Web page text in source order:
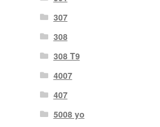
307
308
308 T9
4007
407
5008 yo